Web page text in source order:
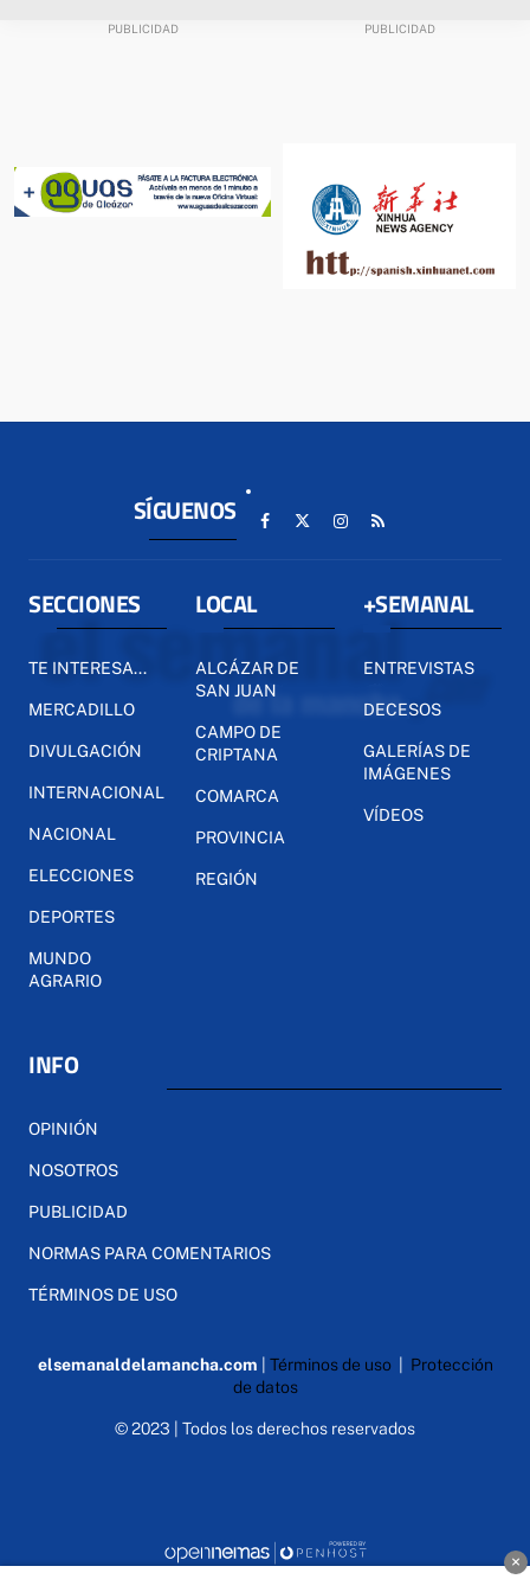
SÍGUENOS
SECCIONES
TE INTERESA...
MERCADILLO
DIVULGACIÓN
INTERNACIONAL
NACIONAL
ELECCIONES
DEPORTES
MUNDO
AGRARIO
LOCAL
ALCÁZAR DE
SAN JUAN
CAMPO DE
CRIPTANA
COMARCA
PROVINCIA
REGIÓN
+SEMANAL
ENTREVISTAS
DECESOS
GALERÍAS DE
IMÁGENES
VÍDEOS
INFO
OPINIÓN
NOSOTROS
PUBLICIDAD
NORMAS PARA COMENTARIOS
TÉRMINOS DE USO
elsemanaldelamancha.com Términos de uso| Protección
de datos
© 2023 | Todos los derechos reservados
×